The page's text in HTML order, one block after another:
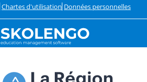
Chartes d'utilisation Données personnelles